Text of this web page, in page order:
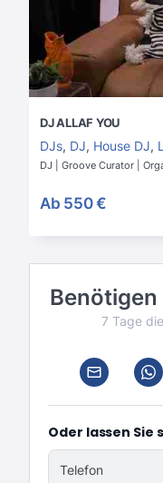
DJ ALLAF YOU
DJs, DJ, House DJ,
DJ | Groove Curator |
Ab 550 €
Benötigen
7 Tage
Oder lassen Sie
Telefon